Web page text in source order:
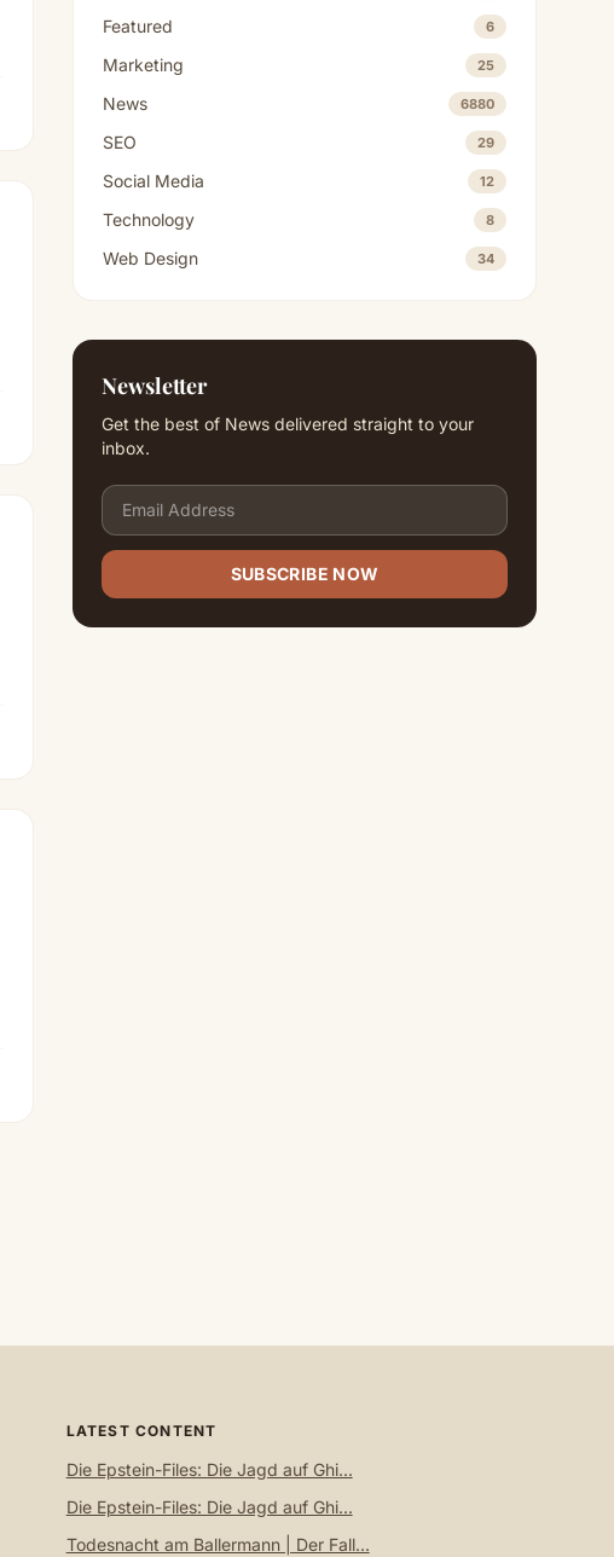
Featured 6
Marketing 25
News 6880
SEO 29
Social Media 12
Technology 8
Web Design 34
Newsletter
Get the best of News delivered straight to your
inbox.
SUBSCRIBE NOW
LATEST CONTENT
Die Epstein-Files: Die Jagd auf Ghi...
Die Epstein-Files: Die Jagd auf Ghi...
Todesnacht am Ballermann | Der Fall...